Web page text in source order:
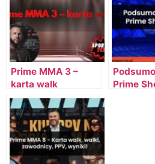
Prime MMA 3 –
karta walk
Prime